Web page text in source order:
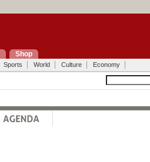
Shop
Sports World Culture Economy